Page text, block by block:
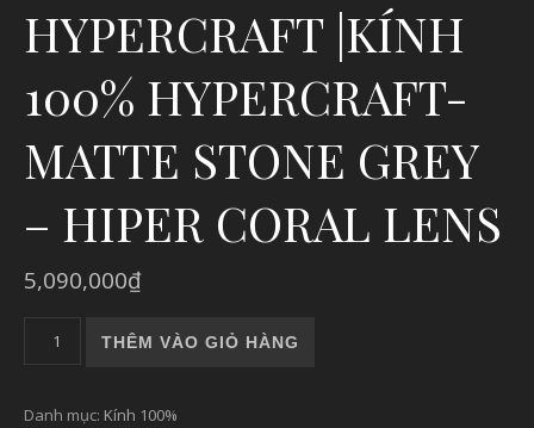
HYPERCRAFT |KÍNH
100% HYPERCRAFT-
MATTE STONE GREY
– HIPER CORAL LENS
5,090,000₫
HYPERCRAFT |KÍNH 100% HYPERCRAFT- MATTE STONE
THÊM VÀO GIỎ HÀNG
Danh mục: Kính 100%